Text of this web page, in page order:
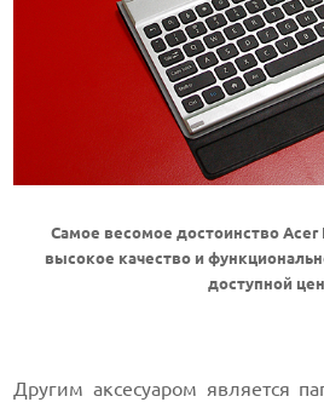
Самое весомое достоинство Acer
высокое качество и
доступной
Другим аксесуаром является